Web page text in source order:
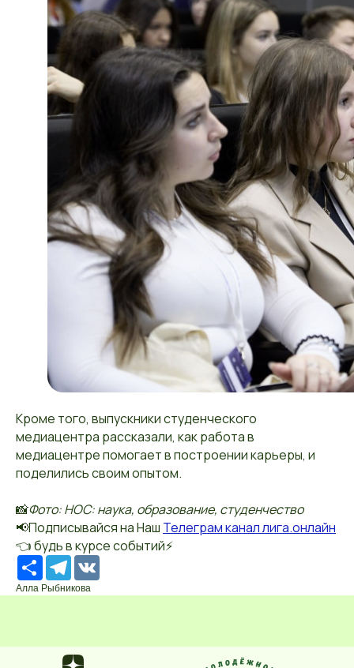
Кроме того, выпускники студенческого
медиацентра рассказали, как работа в
медиацентре помогает в построении карьеры, и
поделились своим опытом.
📸Фото: НОС: наука, образование, студенчество
📢Подписывайся на Наш Телеграм канал лига.онлайн
👈 будь в курсе событий⚡️
РесурсTelegram
Алла Рыбникова